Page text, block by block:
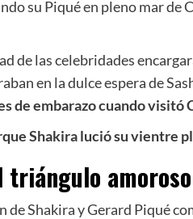
su Piqué en pleno mar de
las celebridades
en la dulce espera de
de embarazo cuando visitó
Shakira lució su vientre
Shakira y Gerard Piqué